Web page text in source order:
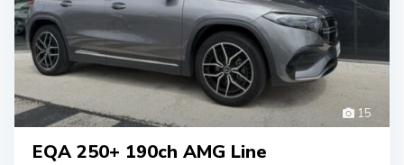
15
EQA 250+ 190ch AMG Line